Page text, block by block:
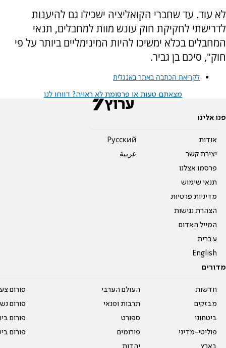
לא עוד. עד שחברי הקואליציה ישכילו גם להיענות
לדרישתי לחקיקת חוק עונש מוות למחבלים, תנאי
המחבלים בכלא ימשיכו להיות המינימליים ביותר על פי
חוק", סיכם בן גביר.
לקריאת הכתבה באתר באנגלית
מצאתם טעות או פרסומת לא ראויה? דווחו לנו
פנו אלינו
אודות
יצירת קשר
פרסמו אצלנו
תנאי שימוש
מדיניות פרטיות
הצהרת נגישות
המייל האדום
עברית
English
Pусский
عربية
מדורים
חדשות
מבזקים
ביטחוני
פוליטי-מדיני
בארץ
העולם הערבי
תרבות ופנאי
ספורט
פורומים
יהדות
פורום
פורום
פורום
פורום